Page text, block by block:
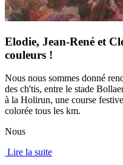
Elodie, Jean-René et
couleurs !
Nous nous sommes donné
des ch'tis, entre le stade
à la Holirun, une course
colorée tous les km.
Nous
Lire la suite